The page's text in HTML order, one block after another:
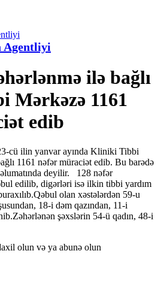
Agentliyi
ilə bağlı
1161
edib
cü ilin yanvar ayında Kliniki Tibbi
1161 nəfər müraciət edib. Bu barədə
deyilir. 128 nəfər
edilib, digərləri isə ilkin tibbi yardım
olan xəstələrdən 59-u
18-i dəm qazından, 11-i
şəxslərin 54-ü qadın, 48-i
olun və ya abunə olun